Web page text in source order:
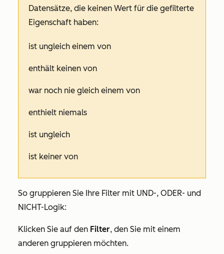
Datensätze, die keinen Wert für die gefilterte
Eigenschaft haben:
ist ungleich einem von
enthält keinen von
war noch nie gleich einem von
enthielt niemals
ist ungleich
ist keiner von
So gruppieren Sie Ihre Filter mit UND-, ODER- und
NICHT-Logik:
Klicken Sie auf den Filter, den Sie mit einem
anderen gruppieren möchten.